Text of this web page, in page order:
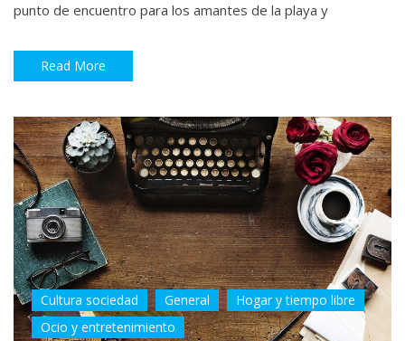
punto de encuentro para los amantes de la playa y
Read More
Cultura sociedad General
Hogar y tiempo libre
Ocio y entretenimiento